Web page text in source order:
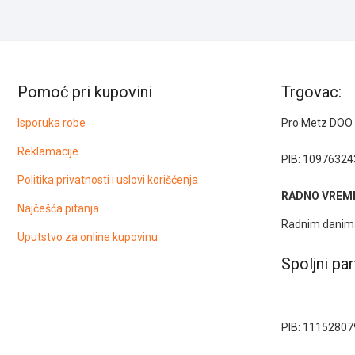
Pomoć pri kupovini
Isporuka robe
Reklamacije
Politika privatnosti i uslovi korišćenja
Najčešća pitanja
Uputstvo za online kupovinu
Trgovac:
Pro Metz DOO
PIB:
RADNO
Radnim
Spoljni
PIB: